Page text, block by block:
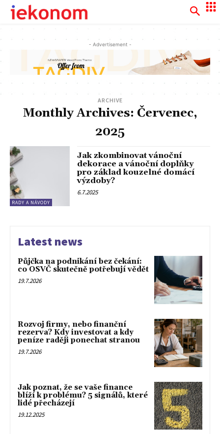
- Advertisement -
ARCHIVE
Monthly Archives: Červenec,
2025
RADY A NÁVODY
Jak zkombinovat vánoční
dekorace a vánoční doplňky
pro základ kouzelné domácí
výzdoby?
6.7.2025
Latest news
Půjčka na podnikání bez čekání:
co OSVČ skutečně potřebují vědět
19.7.2026
Rozvoj firmy, nebo finanční
rezerva? Kdy investovat a kdy
peníze raději ponechat stranou
19.7.2026
Jak poznat, že se vaše finance
blíží k problému? 5 signálů, které
lidé přecházejí
19.12.2025